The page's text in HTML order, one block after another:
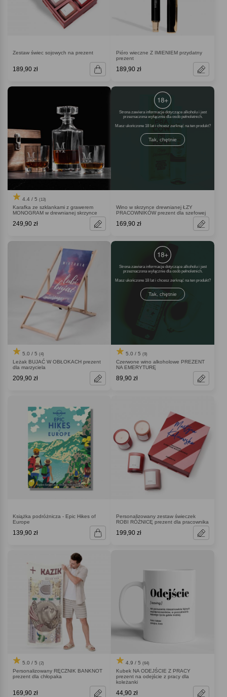
Zestaw świec sojowych na prezent
189,90 zł
Pióro wieczne Z IMIENIEM przydatny
prezent
189,90 zł
4.4 / 5 (13)
Karafka ze szklankami z grawerem
MONOGRAM w drewnianej skrzynce
249,90 zł
Strona zawiera informacje dotyczące alkoholu i jest
przeznaczona wyłącznie dla osób pełnoletnich.
Masz ukończone 18 lat i chcesz zerknąć na ten produkt
Tak, chętnie
Wino w skrzynce drewnianej ŁZY
PRACOWNIKÓW prezent dla szefowej
169,90 zł
5.0 / 5 (4)
Leżak BUJAĆ W OBŁOKACH prezent
dla marzyciela
209,90 zł
Strona zawiera informacje dotyczące alkoholu i jest
przeznaczona wyłącznie dla osób pełnoletnich.
Masz ukończone 18 lat i chcesz zerknąć na ten produkt
Tak, chętnie
5.0 / 5 (9)
Czerwone wino alkoholowe PREZENT
NA EMERYTURĘ
89,90 zł
Książka podróżnicza - Epic Hikes of
Europe
139,90 zł
Personalizowany zestaw świeczek
ROBI RÓŻNICĘ prezent dla pracownika
199,90 zł
5.0 / 5 (2)
Personalizowany RĘCZNIK BANKNOT
prezent dla chłopaka
169,90 zł
4.9 / 5 (64)
Kubek NA ODEJŚCIE Z PRACY
prezent na odejście z pracy dla
koleżanki
44,90 zł